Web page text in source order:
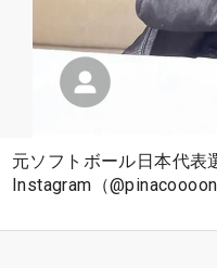
元ソフトボール日本代表
Instagram（@pinacoooon